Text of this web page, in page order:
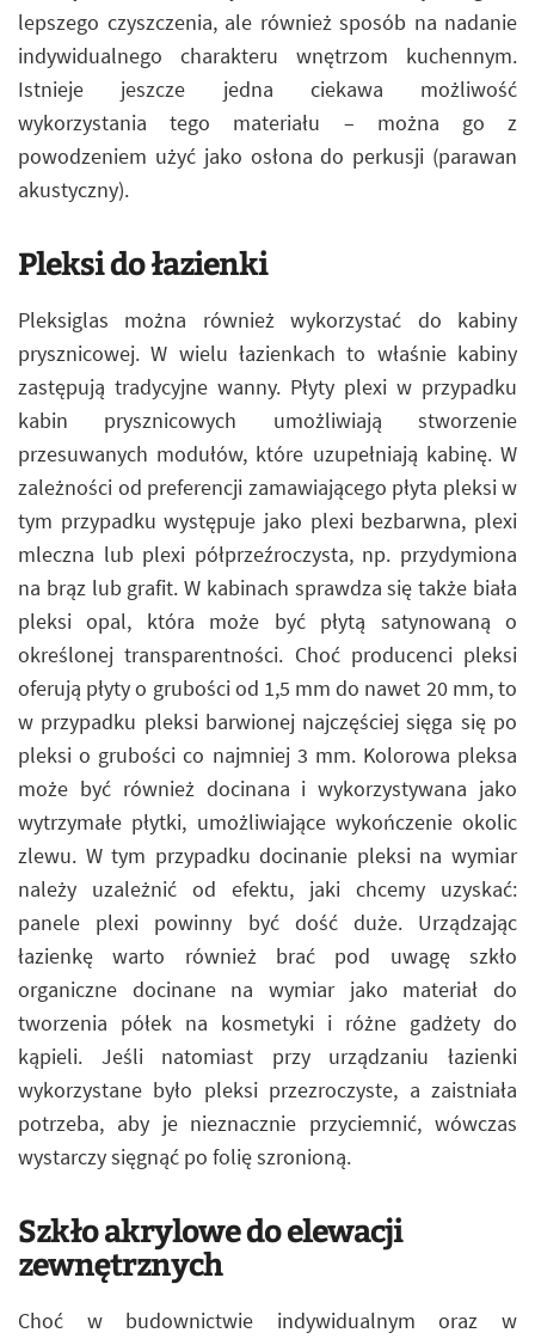
lepszego czyszczenia, ale również sposób na nadanie
indywidualnego charakteru wnętrzom kuchennym.
Istnieje jeszcze jedna ciekawa możliwość
wykorzystania tego materiału – można go z
powodzeniem użyć jako osłona do perkusji (parawan
akustyczny).
Pleksi do łazienki
Pleksiglas można również wykorzystać do kabiny
prysznicowej. W wielu łazienkach to właśnie kabiny
zastępują tradycyjne wanny. Płyty plexi w przypadku
kabin prysznicowych umożliwiają stworzenie
przesuwanych modułów, które uzupełniają kabinę. W
zależności od preferencji zamawiającego płyta pleksi w
tym przypadku występuje jako plexi bezbarwna, plexi
mleczna lub plexi półprzeźroczysta, np. przydymiona
na brąz lub grafit. W kabinach sprawdza się także biała
pleksi opal, która może być płytą satynowaną o
określonej transparentności. Choć producenci pleksi
oferują płyty o grubości od 1,5 mm do nawet 20 mm, to
w przypadku pleksi barwionej najczęściej sięga się po
pleksi o grubości co najmniej 3 mm. Kolorowa pleksa
może być również docinana i wykorzystywana jako
wytrzymałe płytki, umożliwiające wykończenie okolic
zlewu. W tym przypadku docinanie pleksi na wymiar
należy uzależnić od efektu, jaki chcemy uzyskać:
panele plexi powinny być dość duże. Urządzając
łazienkę warto również brać pod uwagę szkło
organiczne docinane na wymiar jako materiał do
tworzenia półek na kosmetyki i różne gadżety do
kąpieli. Jeśli natomiast przy urządzaniu łazienki
wykorzystane było pleksi przezroczyste, a zaistniała
potrzeba, aby je nieznacznie przyciemnić, wówczas
wystarczy sięgnąć po folię szronioną.
Szkło akrylowe do elewacji
zewnętrznych
Choć w budownictwie indywidualnym oraz w